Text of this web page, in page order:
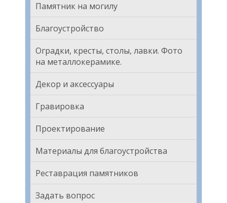
Памятник на могилу
Благоустройство
Оградки, кресты, столы, лавки. Фото
на металлокерамике.
Декор и аксессуары
Гравировка
Проектирование
Материалы для благоустройства
Реставрация памятников
Задать вопрос